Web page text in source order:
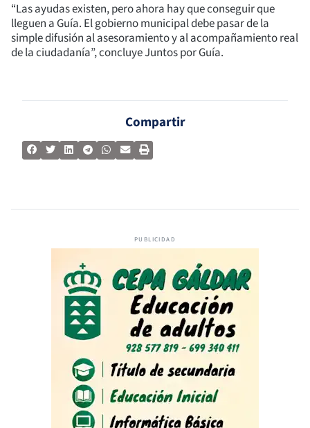
“Las ayudas existen, pero ahora hay que conseguir que
lleguen a Guía. El gobierno municipal debe pasar de la
simple difusión al asesoramiento y al acompañamiento real
de la ciudadanía”, concluye Juntos por Guía.
Compartir
PUBLICIDAD